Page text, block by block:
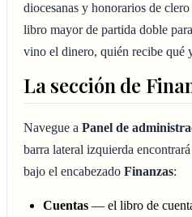
diocesanas y honorarios de
libro mayor de partida doble
vino el dinero, quién recibe qué
La sección de
Navegue a Panel de
barra lateral izquierda
bajo el encabezado Finanzas:
Cuentas — el libro de